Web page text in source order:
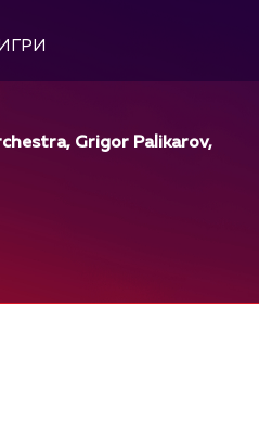
ИГРИ
Grigor Palikarov,